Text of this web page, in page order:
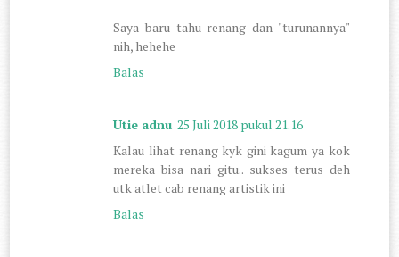
Saya baru tahu renang dan "turunannya"
nih, hehehe
Balas
Utie adnu 25 Juli 2018 pukul 21.16
Kalau lihat renang kyk gini kagum ya kok
mereka bisa nari gitu.. sukses terus deh
utk atlet cab renang artistik ini
Balas